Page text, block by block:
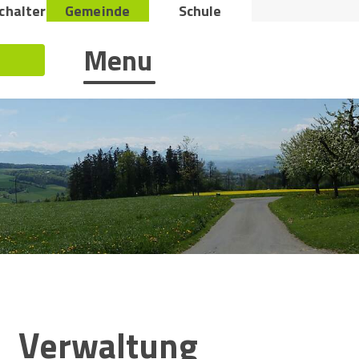
Gemeinde
Schule
Suche startenHauptnavigation
Menu
Inhaltsnavigation:
Verwaltung